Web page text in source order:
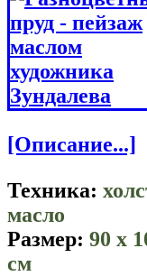
[Описание...]
Техника:
масло
Размер: 90 x
см